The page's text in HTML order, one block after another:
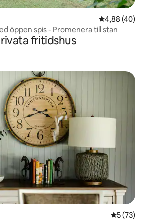
4,88 av 5 i
4,88 (40)
öppen spis - Promenera till stan
fritidshus
5 av 5 i
5 (73)